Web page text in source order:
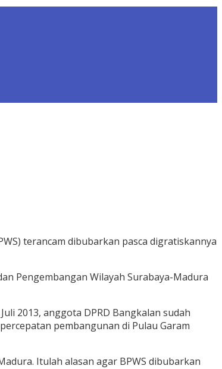
terancam dibubarkan pasca digratiskannya
Pengembangan Wilayah Surabaya-Madura
2013, anggota DPRD Bangkalan sudah
pembangunan di Pulau Garam
Itulah alasan agar BPWS dibubarkan